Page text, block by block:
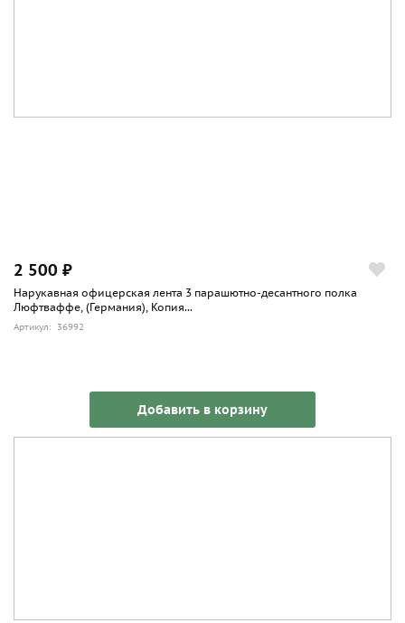
2 500 ₽
Нарукавная офицерская лента 3 парашютно-десантного полка
Люфтваффе, (Германия), Копия...
Артикул: 36992
Добавить в корзину